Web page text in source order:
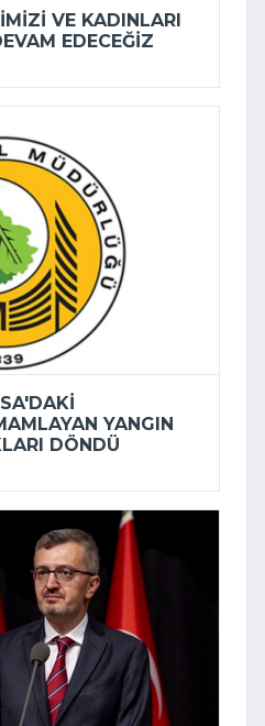
VE KADINLARI
EDECEĞIZ
YANGIN
DÖNDÜ